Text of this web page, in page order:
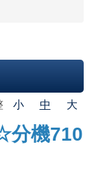
小 中 大
分機710